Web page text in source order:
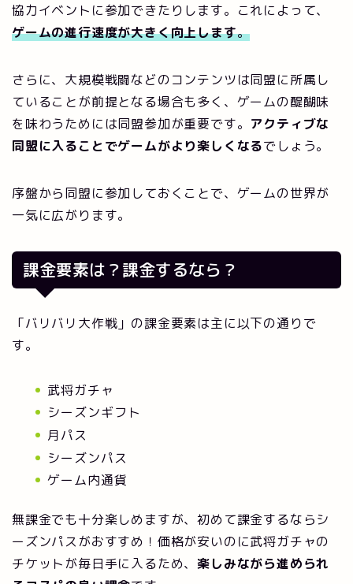
協力イベントに参加できたりします。これによって、
ゲームの進行速度が大きく向上します。
さらに、大規模戦闘などのコンテンツは同盟に所属し
ていることが前提となる場合も多く、ゲームの醍醐味
を味わうためには同盟参加が重要です。 アクティブな
同盟に入ることでゲームがより楽しくなるでしょう。
序盤から同盟に参加しておくことで、ゲームの世界が
一気に広がります。
課金要素は？課金するなら？
「バリバリ大作戦」の課金要素は主に以下の通りで
す。
武将ガチャ
シーズンギフト
月パス
シーズンパス
ゲーム内通貨
無課金でも十分楽しめますが、初めて課金するならシ
ーズンパスがおすすめ！価格が安いのに武将ガチャの
チケットが毎日手に入るため、楽しみながら進められ